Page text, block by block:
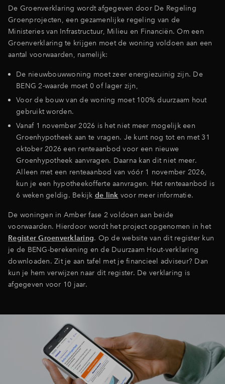
De Groenverklaring wordt afgegeven door De Regeling
Groenprojecten, een gezamenlijke regeling van de
Ministeries van Infrastructuur, Milieu en Financiën. Om een
Groenverklaring te krijgen moet de woning voldoen aan een
aantal voorwaarden, namelijk:
De nieuwbouwwoning moet zeer energiezuinig zijn. De
BENG 2-waarde moet 0 of lager zijn,
Voor de bouw van de woning moet 100% duurzaam hout
gebruikt worden.
Vanaf 1 november 2026 is het niet meer mogelijk een
Groenhypotheek aan te vragen. Je kunt nog tot en met 31
oktober 2026 een renteaanbod voor een nieuwe
Groenhypotheek aanvragen. Daarna kan dit niet meer.
Alleen met een renteaanbod van vóór 1 november 2026,
kun je een hypotheekofferte aanvragen. Het renteaanbod is
6 weken geldig. Bekijk de link voor meer informatie.
De woningen in Amber fase 2 voldoen aan beide
voorwaarden. Hierdoor wordt het project opgenomen in het
Register Groenverklaring. Op de website van dit register kun
je de BENG-berekening en de Duurzaam Hout-verklaring
downloaden. Zit je aan tafel met je financieel adviseur? Dan
kun je hem verwijzen naar dit register. De verklaring is
afgegeven voor 10 jaar.